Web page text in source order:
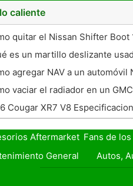
caliente
quitar el Nissan Shifter Boot
es un martillo deslizante
agregar NAV a un automóvil
vaciar el radiador en un
Cougar XR7 V8
Aftermarket Fans de
General
Autos,